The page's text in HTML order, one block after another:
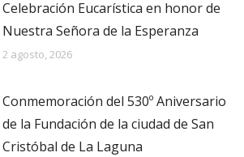
Celebración Eucarística en honor de
Nuestra Señora de la Esperanza
2 agosto, 2026
Conmemoración del 530º Aniversario
de la Fundación de la ciudad de San
Cristóbal de La Laguna